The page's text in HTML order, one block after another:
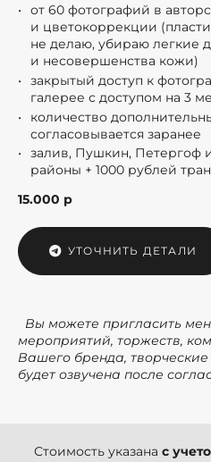
от 60 фотографий в
и цветокоррекции
не делаю, убираю легкие
и несовершенства кожи)
закрытый доступ к
галерее с доступом на 3
количество
согласовывается заранее
залив, Пушкин, Петергоф
районы + 1000 рублей
15.000 р
УТОЧНИТЬ ДЕТАЛИ
Вы можете пригласить
мероприятий, торжеств,
Вашего бренда,
будет озвучена после
Стоимость указана с